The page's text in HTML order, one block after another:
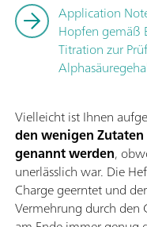
Application
Hopfen gemäß
Titration zur
Vielleicht ist Ihnen
den wenigen
genannt werden,
unerlässlich war. Die
Charge geerntet und
Vermehrung durch den